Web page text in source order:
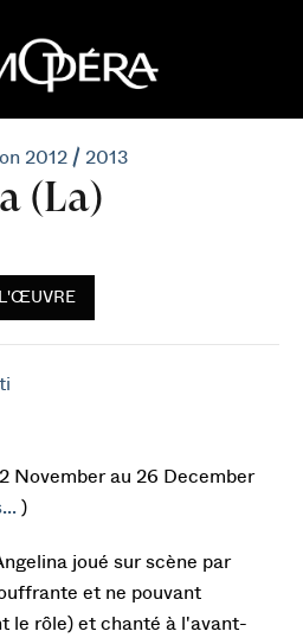
2012 / 2013
(La)
L'ŒUVRE
November au 26 December
)
joué sur scène par
et ne pouvant
le rôle) et chanté à l'avant-